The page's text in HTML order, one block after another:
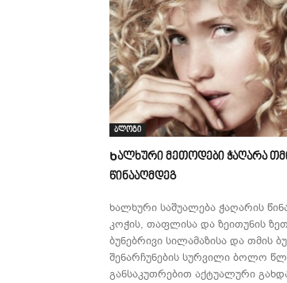
ბლოგი
Ხალხური მეთოდები ჭაღარა
წინააღმდეგ
ხალხური საშუალება ჭაღარის
კოჭის, თაფლისა და ზეითუნის
ბუნებრივი სილამაზისა და თმის
შენარჩუნების სურვილი ბოლო
განსაკუთრებით აქტუალური